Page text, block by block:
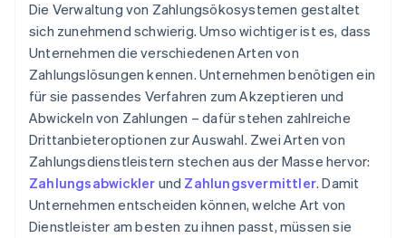
Die Verwaltung von Zahlungsökosystemen gestaltet
sich zunehmend schwierig. Umso wichtiger ist es, dass
Unternehmen die verschiedenen Arten von
Zahlungslösungen kennen. Unternehmen benötigen ein
für sie passendes Verfahren zum Akzeptieren und
Abwickeln von Zahlungen – dafür stehen zahlreiche
Drittanbieteroptionen zur Auswahl. Zwei Arten von
Zahlungsdienstleistern stechen aus der Masse hervor:
Zahlungsabwickler und Zahlungsvermittler. Damit
Unternehmen entscheiden können, welche Art von
Dienstleister am besten zu ihnen passt, müssen sie